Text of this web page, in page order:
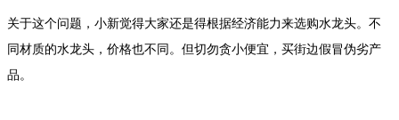
关于这个问题，小新觉得大家还是得根据经济能力来选购水龙头。不
同材质的水龙头，价格也不同。但切勿贪小便宜，买街边假冒伪劣产
品。